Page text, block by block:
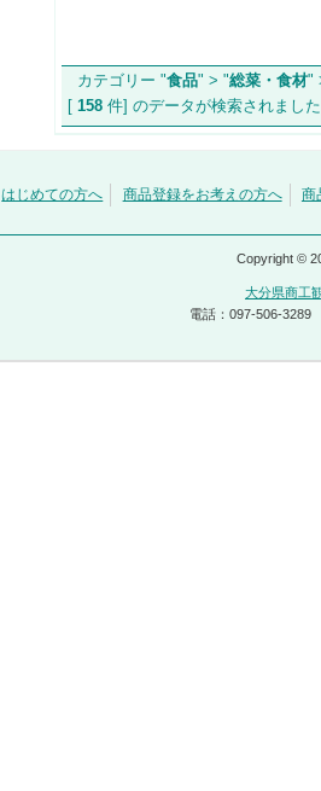
カテゴリー "食品" > "総菜・食材"
[ 158 件] のデータが検索され
はじめての方へ 商品登録をお考えの方へ 商
Copyright ©
大分県商工
電話：097-506-